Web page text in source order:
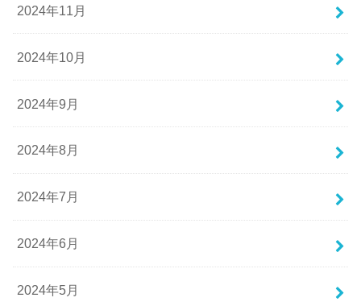
2024年11月
2024年10月
2024年9月
2024年8月
2024年7月
2024年6月
2024年5月